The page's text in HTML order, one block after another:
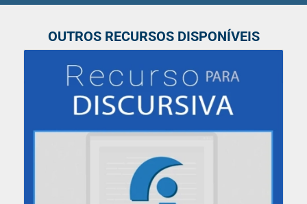
OUTROS RECURSOS DISPONÍVEIS